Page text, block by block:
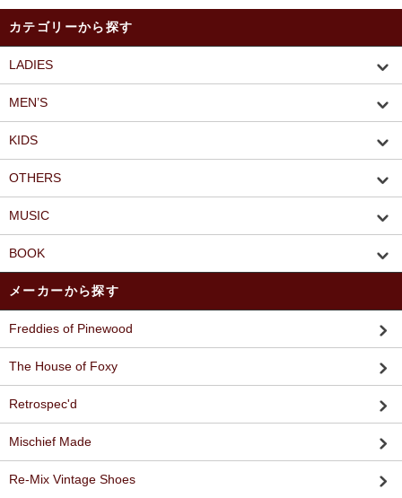
カテゴリーから探す
LADIES
MEN’S
KIDS
OTHERS
MUSIC
BOOK
メーカーから探す
Freddies of Pinewood
The House of Foxy
Retrospec'd
Mischief Made
Re-Mix Vintage Shoes